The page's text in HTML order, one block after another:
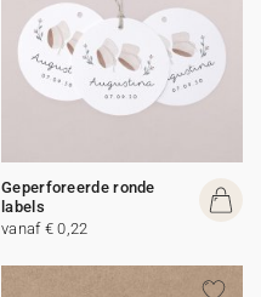
Geperforeerde ronde
labels
vanaf € 0,22